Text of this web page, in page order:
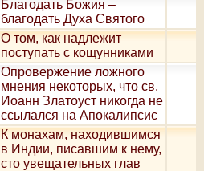
Благодать Божия –
благодать Духа Святого
О том, как надлежит
поступать с кощунниками
Опровержение ложного
мнения некоторых, что св.
Иоанн Златоуст никогда не
ссылался на Апокалипсис
К монахам, находившимся
в Индии, писавшим к нему,
сто увещательных глав